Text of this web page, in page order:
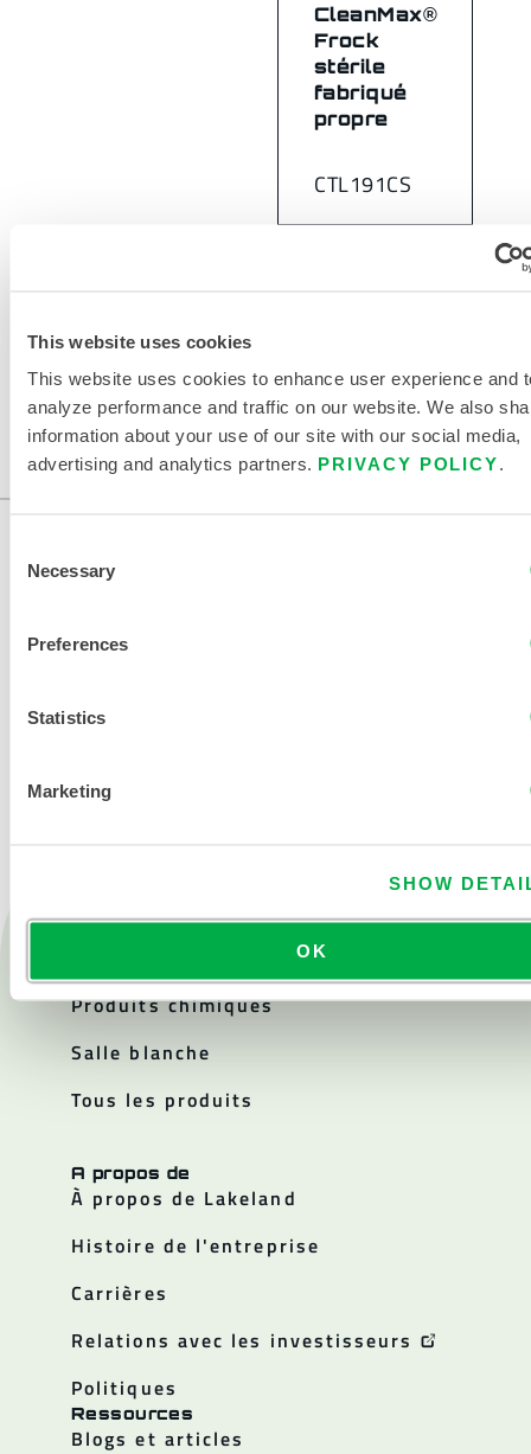
This website uses cookies
This website uses cookies to enhance user experience and
analyze performance and traffic on our website. We also
information about your use of our site with our social media,
advertising and analytics partners. PRIVACY POLICY.
Selection
Necessary
Preferences
Statistics
Marketing
SHOW
OK
CTL191CS
CleanMax®
Frock
stérile
fabriqué
propre
Produits chimiques
Salle blanche
Tous les produits
A propos de
À propos de Lakeland
Histoire de l'entreprise
Carrières
Relations avec les investisseurs
Politiques
Ressources
Blogs et articles